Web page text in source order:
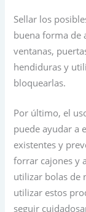
Sellar los
buena forma de
ventanas,
hendiduras y
bloquearlas.
Por último, el
puede ayudar a
existentes y
forrar cajones y
utilizar bolas de
utilizar estos
seguir